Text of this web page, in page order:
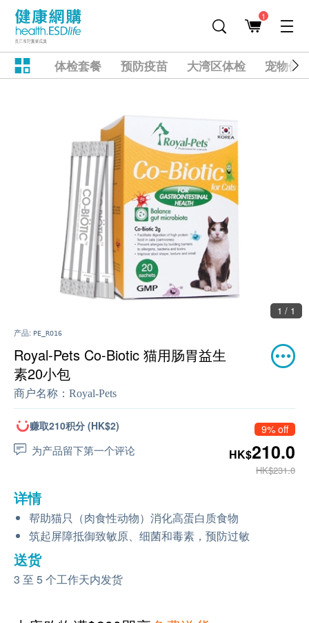
1
体检套餐 预防疫苗 大湾区体检 宠物健
1 / 1
产品: PE_RO16
Royal-Pets Co-Biotic 猫用肠胃益生
素20小包
商户名称： Royal-Pets
赚取210积分 (HK$2)
为产品留下第一个评论
9% off
HK$210.0
HK$231.0
详情
帮助猫只（肉食性动物）消化高蛋白质食物
筑起屏障抵御致敏原、细菌和毒素，预防过敏
送货
3 至 5 个工作天内发货